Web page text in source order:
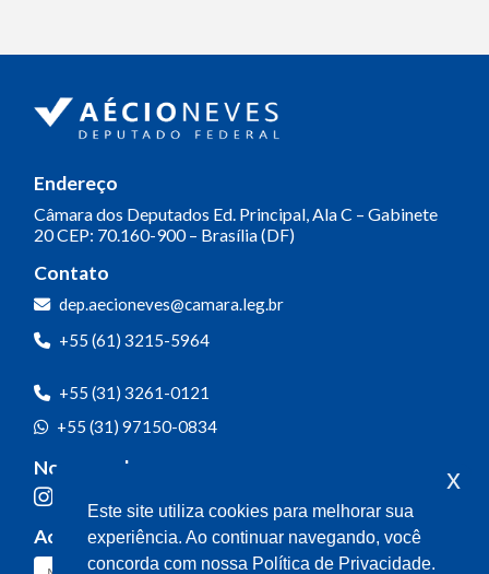
Endereço
Câmara dos Deputados Ed. Principal, Ala C – Gabinete
20CEP: 70.160-900 – Brasília (DF)
Contato
dep.aecioneves@camara.leg.br
+55 (61) 3215-5964
+55 (31) 3261-0121
+55 (31) 97150-0834
Nossas redes
Acompanhe o meu mandato
Olá! Seja bem-vindo(a).
com o gabinete do Deputado Aécio
Neves.
para nós!
Ao clicar para iniciar o contato pelo WhatsApp, você
concorda que seus dados serão utilizados exclusivamente
para atendimento relacionado às demandas, sugestões ou
informações referentes ao mandato do Deputado Aécio
Este site utiliza cookies para melhorar sua
experiência. Ao continuar navegando, você
concorda com nossa Política de Privacidade.
x